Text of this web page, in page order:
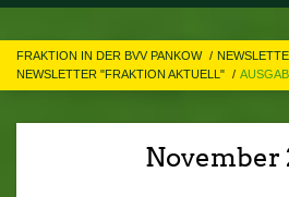
FRAKTION IN DER BVV PANKOW
NEWSLETTER "FRAKTION AKTUELL"
November